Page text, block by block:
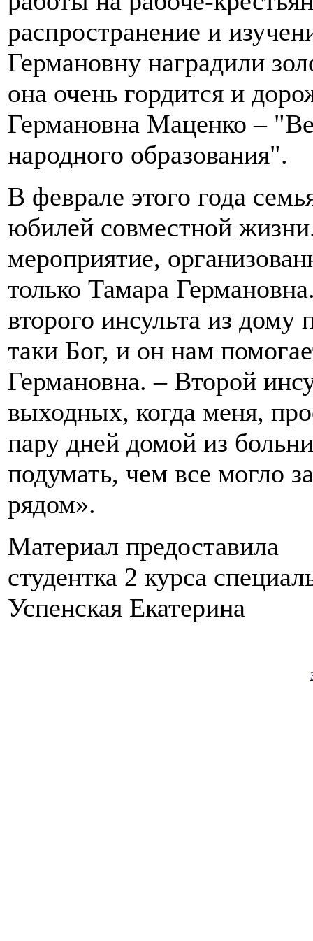
распространение и
Германовну наградили
она очень гордится и
Германовна Маценко –
народного образования".
В феврале этого года
юбилей совместной
мероприятие,
только Тамара
второго инсульта из дому
таки Бог, и он нам
Германовна. – Второй
выходных, когда меня,
пару дней домой из
подумать, чем все могло
рядом».
Материал предоставила
студентка 2 курса
Успенская Екатерина